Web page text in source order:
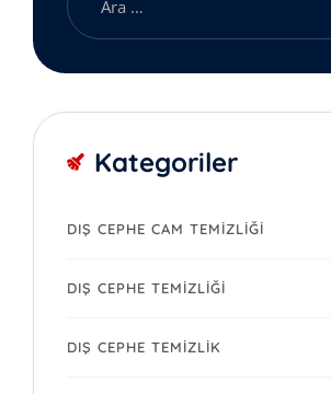
Kategoriler
DIŞ CEPHE CAM TEMIZLIĞI
DIŞ CEPHE TEMIZLIĞI
DIŞ CEPHE TEMIZLIK